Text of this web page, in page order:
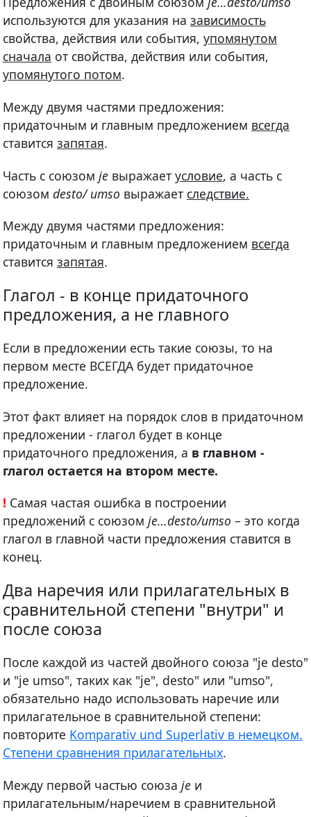
используются для указания на зависимость
свойства, действия или события, упомянутом
сначала от свойства, действия или события,
упомянутого потом.
Между двумя частями предложения:
придаточным и главным предложением всегда
ставится запятая.
Часть с союзом je выражает условие, а часть с
союзом desto/ umso выражает следствие.
Между двумя частями предложения:
придаточным и главным предложением всегда
ставится запятая.
Глагол - в конце придаточного
предложения, а не главного
Если в предложении есть такие союзы, то на
первом месте ВСЕГДА будет придаточное
предложение.
Этот факт влияет на порядок слов в придаточном
предложении - глагол будет в конце
придаточного предложения, а в главном -
глагол остается на втором месте.
! Самая частая ошибка в построении
предложений с союзом je…desto/umso – это когда
глагол в главной части предложения ставится в
конец.
Два наречия или прилагательных в
сравнительной степени "внутри" и
после союза
После каждой из частей двойного союза "je desto"
и "je umso", таких как "je", desto" или "umso",
обязательно надо использовать наречие или
прилагательное в сравнительной степени:
повторите Komparativ und Superlativ в немецком.
Cтепени сравнения прилагательных.
Между первой частью союза je и
прилагательным/наречием в сравнительной